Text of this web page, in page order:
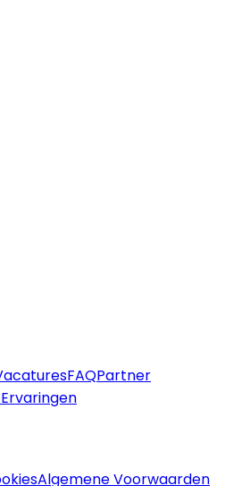
FAQPartner
Ervaringen
Algemene Voorwaarden